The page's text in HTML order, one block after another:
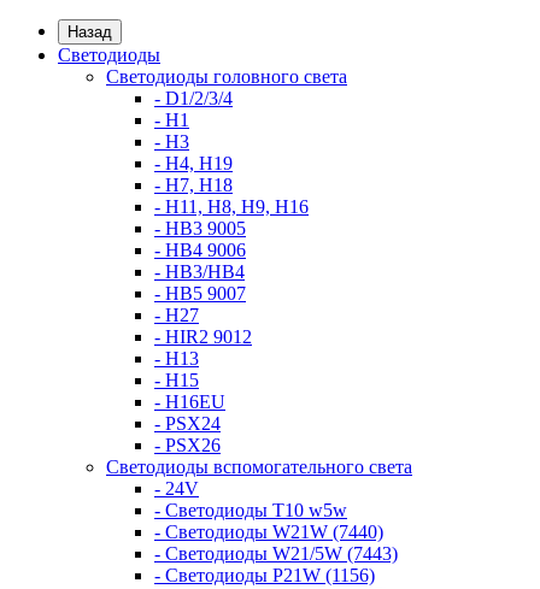
Назад
Светодиоды
Светодиоды головного света
- D1/2/3/4
- H1
- H3
- H4, H19
- H7, H18
- H11, H8, H9, H16
- HB3 9005
- HB4 9006
- HB3/HB4
- HB5 9007
- H27
- HIR2 9012
- H13
- H15
- H16EU
- PSX24
- PSX26
Светодиоды вспомогательного света
- 24V
- Светодиоды T10 w5w
- Светодиоды W21W (7440)
- Светодиоды W21/5W (7443)
- Светодиоды P21W (1156)